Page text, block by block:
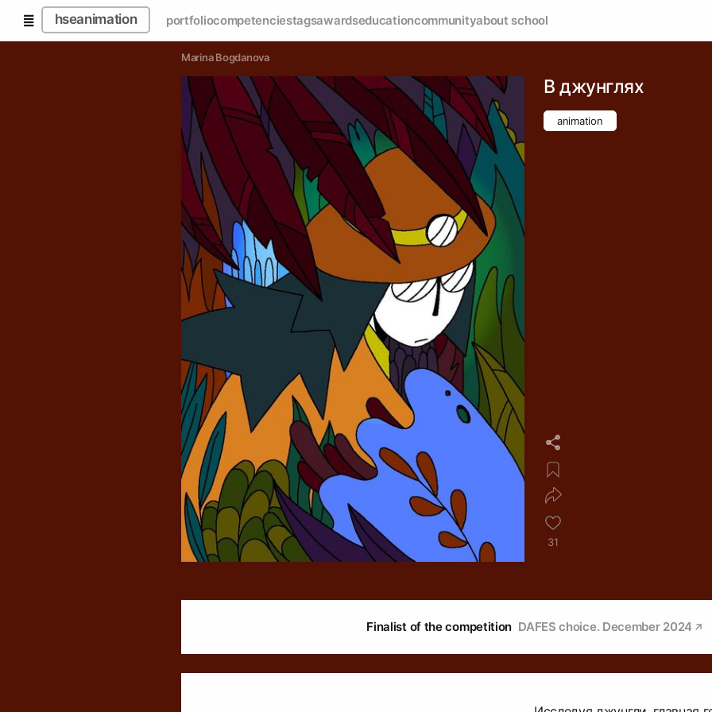
hseanimation portfoliocompetenciestagsawardseducationcommunityabout school
Marina Bogdanova
В джунглях
animation
31
Finalist of the competition DAFES choice. December 2024